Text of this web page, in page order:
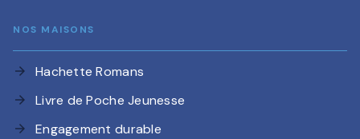
NOS MAISONS
arrow_forward Hachette Romans
arrow_forward Livre de Poche Jeunesse
arrow_forward Engagement durable